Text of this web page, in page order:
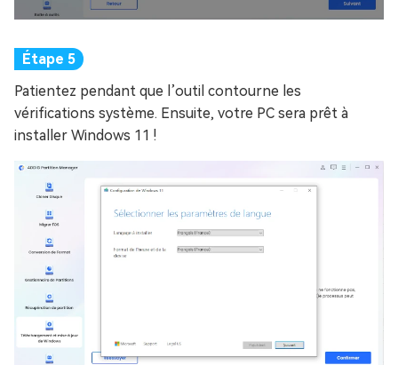
Patientez pendant que l’outil contourne les
vérifications système. Ensuite, votre PC sera prêt à
installer Windows 11 !